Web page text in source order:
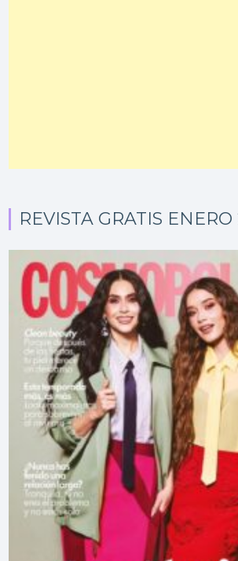
REVISTA GRATIS